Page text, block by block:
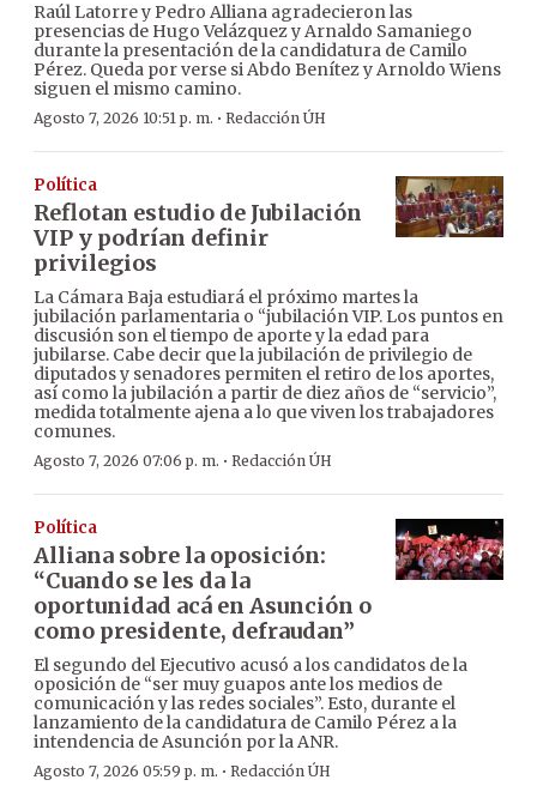
Raúl Latorre y Pedro Alliana agradecieron las
presencias de Hugo Velázquez y Arnaldo Samaniego
durante la presentación de la candidatura de Camilo
Pérez. Queda por verse si Abdo Benítez y Arnoldo Wiens
siguen el mismo camino.
Agosto 7, 2026 10:51 p. m. · Redacción ÚH
Política
Reflotan estudio de Jubilación
VIP y podrían definir
privilegios
La Cámara Baja estudiará el próximo martes la
jubilación parlamentaria o “jubilación VIP. Los puntos en
discusión son el tiempo de aporte y la edad para
jubilarse. Cabe decir que la jubilación de privilegio de
diputados y senadores permiten el retiro de los aportes,
así como la jubilación a partir de diez años de “servicio”,
medida totalmente ajena a lo que viven los trabajadores
comunes.
Agosto 7, 2026 07:06 p. m. · Redacción ÚH
Política
Alliana sobre la oposición:
“Cuando se les da la
oportunidad acá en Asunción o
como presidente, defraudan”
El segundo del Ejecutivo acusó a los candidatos de la
oposición de “ser muy guapos ante los medios de
comunicación y las redes sociales”. Esto, durante el
lanzamiento de la candidatura de Camilo Pérez a la
intendencia de Asunción por la ANR.
Agosto 7, 2026 05:59 p. m. · Redacción ÚH